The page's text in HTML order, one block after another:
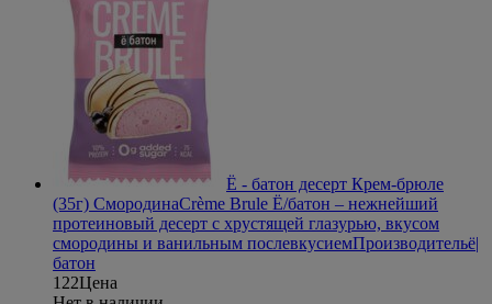
Ё - батон десерт Крем-брюле
(35г) СмородинаCrème Brule Ё/батон – нежнейший
протеиновый десерт с хрустящей глазурью, вкусом
смородины и ванильным послевкусиемПроизводительё|
батон
122Цена